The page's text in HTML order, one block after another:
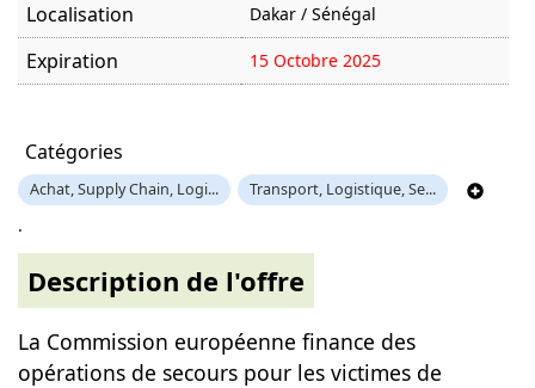
Localisation Dakar / Sénégal
Expiration 15 Octobre 2025
Catégories
Achat, Supply Chain, Logi... Transport, Logistique, Se...
.
Description de l'offre
La Commission européenne finance des
opérations de secours pour les victimes de